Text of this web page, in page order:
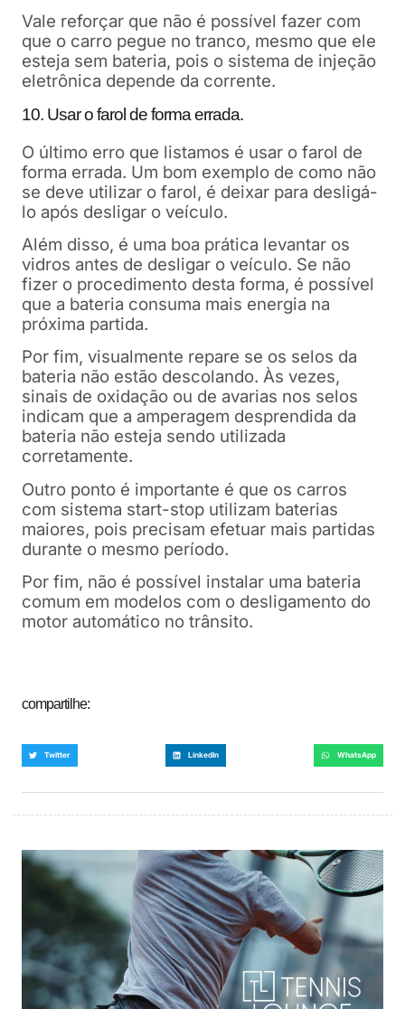
Vale reforçar que não é possível fazer com
que o carro pegue no tranco, mesmo que ele
esteja sem bateria, pois o sistema de injeção
eletrônica depende da corrente.
10. Usar o farol de forma errada.
O último erro que listamos é usar o farol de
forma errada. Um bom exemplo de como não
se deve utilizar o farol, é deixar para desligá-
lo após desligar o veículo.
Além disso, é uma boa prática levantar os
vidros antes de desligar o veículo. Se não
fizer o procedimento desta forma, é possível
que a bateria consuma mais energia na
próxima partida.
Por fim, visualmente repare se os selos da
bateria não estão descolando. Às vezes,
sinais de oxidação ou de avarias nos selos
indicam que a amperagem desprendida da
bateria não esteja sendo utilizada
corretamente.
Outro ponto é importante é que os carros
com sistema start-stop utilizam baterias
maiores, pois precisam efetuar mais partidas
durante o mesmo período.
Por fim, não é possível instalar uma bateria
comum em modelos com o desligamento do
motor automático no trânsito.
compartilhe:
Twitter LinkedIn WhatsApp